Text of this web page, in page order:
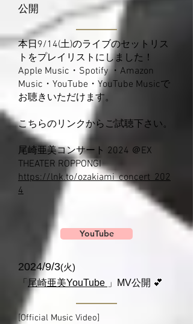
公開
本日 9/14(土)のライブのセットリス
トをプレイリストにしました！
Apple Music・Spotify ・Amazon
Music・YouTube・YouTube Musicで
お聴きいただけます。
こちらのリンクからご試聴下さい。
尾崎亜美コンサート 2024 ＠EX
THEATER ROPPONGI
https://lnk.to/ozakiami_concert_202
4
YouTube
2024/9/3(火)
「 尾崎亜美YouTube 」MV公開 💕
[Official Music Video]